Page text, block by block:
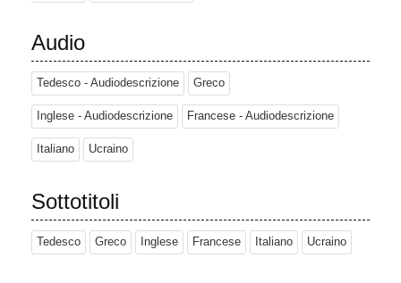
Audio
Tedesco - Audiodescrizione Greco
Inglese - Audiodescrizione Francese - Audiodescrizione
Italiano Ucraino
Sottotitoli
Tedesco Greco Inglese Francese Italiano Ucraino